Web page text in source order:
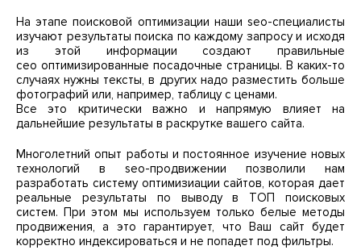
На этапе поисковой оптимизации наши seo-специалисты
изучают результаты поиска по каждому запросу и исходя
из этой информации создают правильные
сео оптимизированные посадочные страницы. В каких-то
случаях нужны тексты, в других надо разместить больше
фотографий или, например, таблицу с ценами.
Все это критически важно и напрямую влияет на
дальнейшие результаты в раскрутке вашего сайта.
Многолетний опыт работы и постоянное изучение новых
технологий в seo-продвижении позволили нам
разработать систему оптимизиации сайтов, которая дает
реальные результаты по выводу в ТОП поисковых
систем. При этом мы используем только белые методы
продвижения, а это гарантирует, что Ваш сайт будет
корректно индексироваться и не попадет под фильтры.